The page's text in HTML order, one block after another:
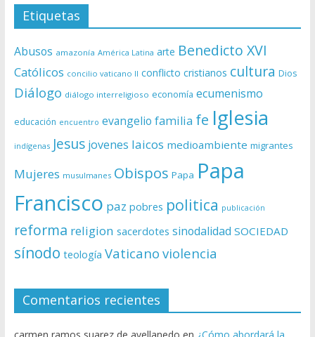
Etiquetas
Abusos amazonía América Latina arte Benedicto XVI
Católicos concilio vaticano II conflicto cristianos cultura Dios
Diálogo diálogo interreligioso economía ecumenismo
educación encuentro evangelio familia fe Iglesia
indígenas Jesus jovenes laicos medioambiente migrantes
Mujeres musulmanes Obispos Papa Papa
Francisco paz pobres politica publicación
reforma religion sacerdotes sinodalidad SOCIEDAD
sínodo teología Vaticano violencia
Comentarios recientes